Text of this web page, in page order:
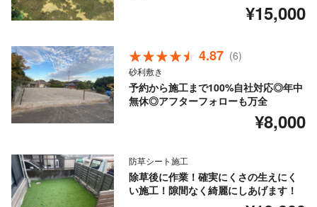
¥15,000
4.87 (6)
砂利敷き
予約から施工まで100%自社対応◎年中
無休◎アフターフォローも万全
¥8,000
防草シート施工
除草後に作業！確実にくさの生えにく
い施工！隙間なく綺麗にしあげます！